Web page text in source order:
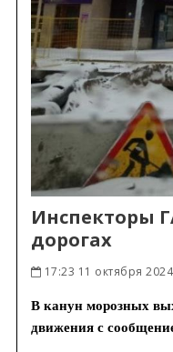
Инспекторы
дорогах
17:23 11 октября 2024
В канун морозных
движения с